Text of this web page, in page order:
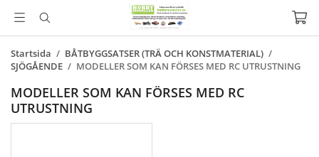
Startsida / BÅTBYGGSATSER (TRÄ OCH KONSTMATERIAL) /
SJÖGÅENDE / MODELLER SOM KAN FÖRSES MED RC UTRUSTNING
MODELLER SOM KAN FÖRSES MED RC
UTRUSTNING